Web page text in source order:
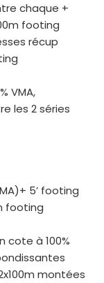
chaque +
footing
récup
VMA,
les 2 séries
5’ footing
footing
cote à 100%
montées